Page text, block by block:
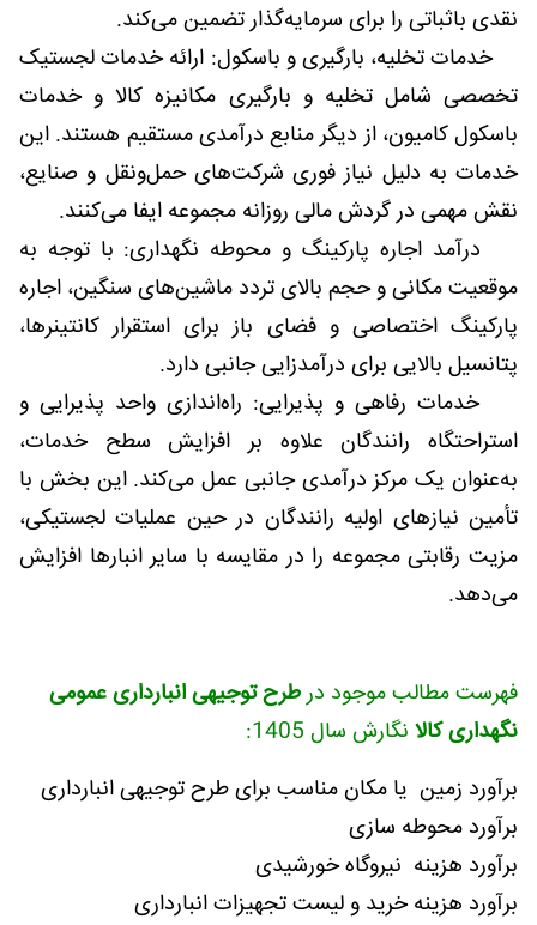
نقدی باثباتی را برای سرمایه‌گذار تضمین می‌کند.
خدمات تخلیه، بارگیری و باسکول: ارائه خدمات لجستیک
تخصصی شامل تخلیه و بارگیری مکانیزه کالا و خدمات
باسکول کامیون، از دیگر منابع درآمدی مستقیم هستند. این
خدمات به دلیل نیاز فوری شرکت‌های حمل‌ونقل و صنایع،
نقش مهمی در گردش مالی روزانه مجموعه ایفا می‌کنند.
درآمد اجاره پارکینگ و محوطه نگهداری: با توجه به
موقعیت مکانی و حجم بالای تردد ماشین‌های سنگین، اجاره
پارکینگ اختصاصی و فضای باز برای استقرار کانتینرها،
پتانسیل بالایی برای درآمدزایی جانبی دارد.
خدمات رفاهی و پذیرایی: راه‌اندازی واحد پذیرایی و
استراحتگاه رانندگان علاوه بر افزایش سطح خدمات،
به‌عنوان یک مرکز درآمدی جانبی عمل می‌کند. این بخش با
تأمین نیازهای اولیه رانندگان در حین عملیات لجستیکی،
مزیت رقابتی مجموعه را در مقایسه با سایر انبارها افزایش
می‌دهد.
فهرست مطالب موجود درطرح توجیهی انبارداری عمومی
نگهداری کالا نگارش سال 1405:
برآورد زمین یا مکان مناسب برای طرح توجیهی انبارداری
برآورد محوطه سازی
برآورد هزینه نیروگاه خورشیدی
برآورد هزینه خرید و لیست تجهیزات انبارداری